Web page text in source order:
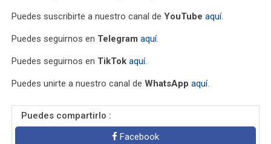
Puedes suscribirte a nuestro canal deYouTube aquí.
Puedes seguirnos en Telegram aquí.
Puedes seguirnos en TikTok aquí.
Puedes unirte a nuestro canal deWhatsApp aquí.
Puedes compartirlo :
Facebook